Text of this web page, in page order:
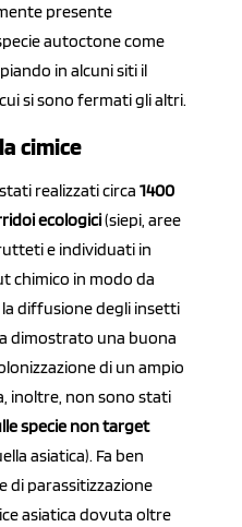
presente
autoctone come
in alcuni siti il
si sono fermati gli altri.
cimice
realizzati circa 1400
ecologici(siepi, aree
e individuati in
chimico in modo da
diffusione degli insetti
dimostrato una buona
di un ampio
inoltre, non sono stati
specie non target
asiatica). Fa ben
di parassitizzazione
asiatica dovuta oltre